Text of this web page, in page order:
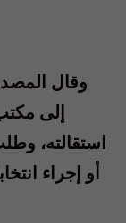
وقال
إلى
استقالته،
أو إجراء